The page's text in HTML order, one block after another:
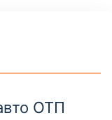
ОТП